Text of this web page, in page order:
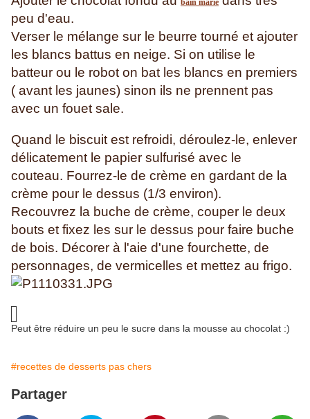
bain marie
peu d'eau.
Verser le mélange sur le beurre tourné et ajouter
les blancs battus en neige. Si on utilise le
batteur ou le robot on bat les blancs en premiers
( avant les jaunes) sinon ils ne prennent pas
avec un fouet sale.
Quand le biscuit est refroidi, déroulez-le, enlever
délicatement le papier sulfurisé avec le
couteau. Fourrez-le de crème en gardant de la
crème pour le dessus (1/3 environ).
Recouvrez la buche de crème, couper le deux
bouts et fixez les sur le dessus pour faire buche
de bois. Décorer à l'aie d'une fourchette, de
personnages, de vermicelles et mettez au frigo.
Peut être réduire un peu le sucre dans la mousse au chocolat :)
#recettes de desserts pas chers
Partager